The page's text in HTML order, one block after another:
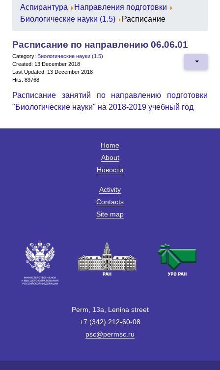
Аспирантура
Направления подготовки
Биологические науки (1.5)
Расписание
Расписание по направлению 06.06.01
Category: Биологические науки (1.5)
Created: 13 December 2018
Last Updated: 13 December 2018
Hits: 89768
Расписание занятий по направлению подготовки
"Биологические науки" на 2018-2019 учебный год
Home
About
Новости
Activity
Contacts
Site map
Perm, 13a, Lenina street
+7 (342) 212-60-08
psc@permsc.ru